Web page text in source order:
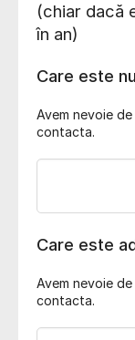
(chiar dacă
în an)
Care este
Avem nevoie
contacta.
Care este
Avem nevoie
contacta.